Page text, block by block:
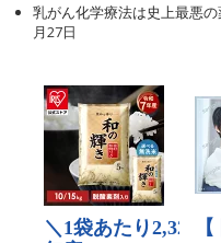
乳がん化学療法は史上最悪
月27日